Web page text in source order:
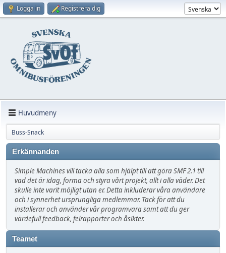
Logga in Registrera dig
Huvudmeny
Buss-Snack
Erkännanden
Simple Machines vill tacka alla som hjälpt till att göra SMF 2.1 till
vad det är idag, forma och styra vårt projekt, allt i alla väder. Det
skulle inte varit möjligt utan er. Detta inkluderar våra användare
och i synnerhet ursprungliga medlemmar. Tack för att du
installerar och använder vår programvara samt att du ger
värdefull feedback, felrapporter och åsikter.
Teamet